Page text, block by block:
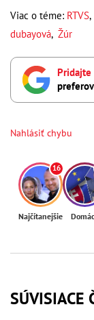
Viac o téme: RTVS,
dubayová, Žúr
Pridajte
Nahlásiť chybu
16
Najčítanejšie
SÚVISIACE